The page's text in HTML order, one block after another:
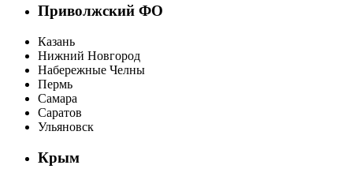
Приволжский ФО
Казань
Нижний Новгород
Набережные Челны
Пермь
Самара
Саратов
Ульяновск
Крым